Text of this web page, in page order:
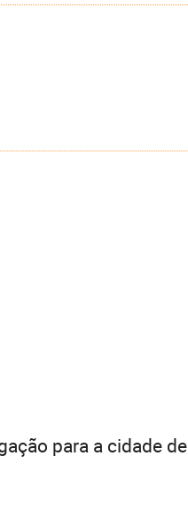
para a cidade de